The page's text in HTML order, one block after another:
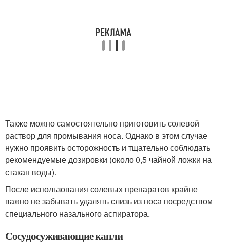
Также можно самостоятельно приготовить солевой
раствор для промывания носа. Однако в этом случае
нужно проявить осторожность и тщательно соблюдать
рекомендуемые дозировки (около 0,5 чайной ложки на
стакан воды).
После использования солевых препаратов крайне
важно не забывать удалять слизь из носа посредством
специального назального аспиратора.
Сосудосуживающие капли